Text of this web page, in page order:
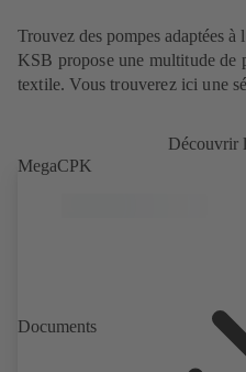
Trouvez des pompes adaptées à
KSB propose une multitude de
textile. Vous trouverez ici une
Découvrir
MegaCPK
Documents